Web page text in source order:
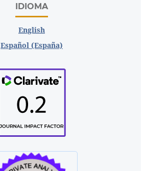
IDIOMA
English
Español (España)